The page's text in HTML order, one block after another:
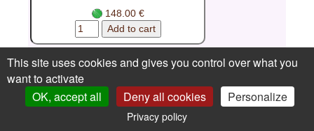
148.00 €
This site uses cookies and gives you control over what you
want to activate
OK, accept all
Deny all cookies Personalize
Privacy policy